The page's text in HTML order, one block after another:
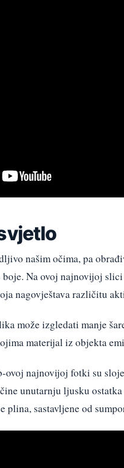
našim očima, pa
Na ovoj najnovijoj
nagovještava različitu
može izgledati manje
materijal iz objekta
ovoj najnovijoj fotki su
unutarnju ljusku ostatka
sastavljene od